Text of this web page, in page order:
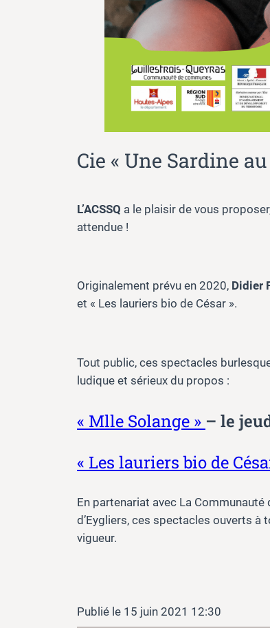
Cie « Une Sardine
L’ACSSQ a le plaisir de vous
attendue !
Originalement prévu en 2020, Didier
et « Les lauriers bio de César ».
Tout public, ces spectacles
ludique et sérieux du propos :
« Mlle Solange » – le
« Les lauriers bio de
En partenariat avec La
d’Eygliers, ces spectacles ouverts à
vigueur.
15 juin 2021 12:30